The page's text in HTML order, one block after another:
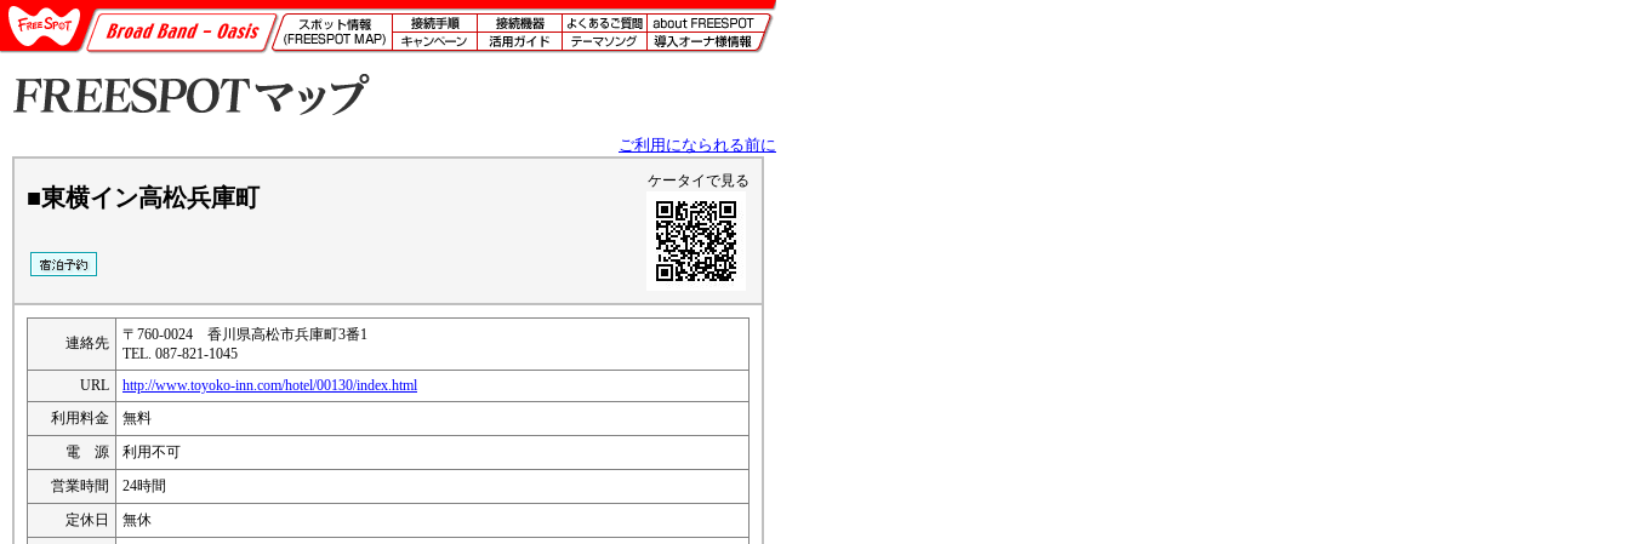
ご利用になられる前に
■東横イン高松兵庫町
ケータイで見る
連絡先
〒760-0024 香川県高松市兵庫町3番1
TEL. 087-821-1045
URL
http://www.toyoko-inn.com/hotel/00130/index.html
利用料金
無料
電 源
利用不可
営業時間
24時間
定休日
無休